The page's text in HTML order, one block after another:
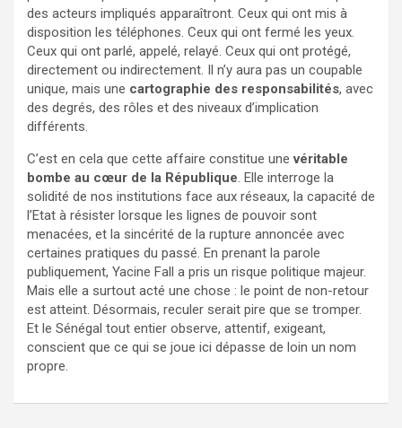
des acteurs impliqués apparaîtront. Ceux qui ont mis à
disposition les téléphones. Ceux qui ont fermé les yeux.
Ceux qui ont parlé, appelé, relayé. Ceux qui ont protégé,
directement ou indirectement. Il n’y aura pas un coupable
unique, mais une cartographie des responsabilités, avec
des degrés, des rôles et des niveaux d’implication
différents.
C’est en cela que cette affaire constitue unevéritable
bombe au cœur de la République . Elle interroge la
solidité de nos institutions face aux réseaux, la capacité de
l’Etat à résister lorsque les lignes de pouvoir sont
menacées, et la sincérité de la rupture annoncée avec
certaines pratiques du passé. En prenant la parole
publiquement, Yacine Fall a pris un risque politique majeur.
Mais elle a surtout acté une chose : le point de non-retour
est atteint. Désormais, reculer serait pire que se tromper.
Et le Sénégal tout entier observe, attentif, exigeant,
conscient que ce qui se joue ici dépasse de loin un nom
propre.